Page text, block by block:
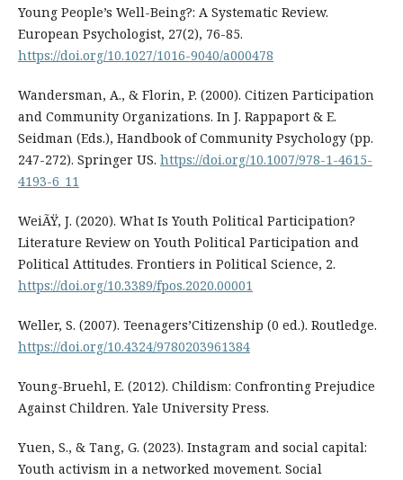
Young People’s Well-Being?: A Systematic Review.
European Psychologist, 27(2), 76-85.
https://doi.org/10.1027/1016-9040/a000478
Wandersman, A., & Florin, P. (2000). Citizen Participation
and Community Organizations. In J. Rappaport & E.
Seidman (Eds.), Handbook of Community Psychology (pp.
247-272). Springer US. https://doi.org/10.1007/978-1-4615-
4193-6_11
WeiÃŸ, J. (2020). What Is Youth Political Participation?
Literature Review on Youth Political Participation and
Political Attitudes. Frontiers in Political Science, 2.
https://doi.org/10.3389/fpos.2020.00001
Weller, S. (2007). Teenagers’Citizenship (0 ed.). Routledge.
https://doi.org/10.4324/9780203961384
Young-Bruehl, E. (2012). Childism: Confronting Prejudice
Against Children. Yale University Press.
Yuen, S., & Tang, G. (2023). Instagram and social capital:
Youth activism in a networked movement. Social